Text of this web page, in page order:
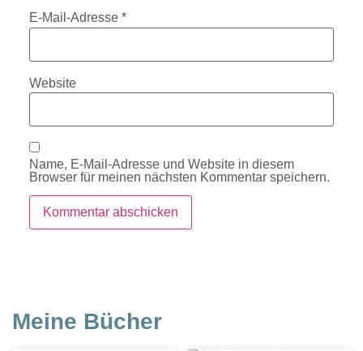
E-Mail-Adresse *
Website
Name, E-Mail-Adresse und Website in diesem
Browser für meinen nächsten Kommentar speichern.
Meine Bücher